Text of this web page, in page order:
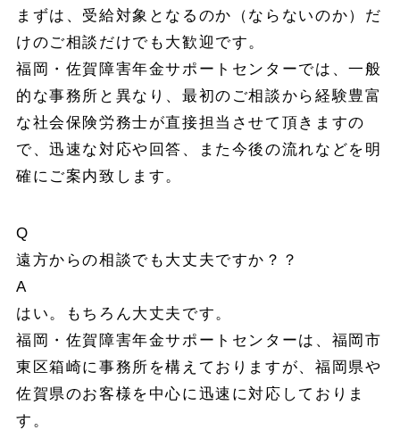
まずは、受給対象となるのか（ならないのか）だ
けのご相談だけでも大歓迎です。
福岡・佐賀障害年金サポートセンターでは、一般
的な事務所と異なり、最初のご相談から経験豊富
な社会保険労務士が直接担当させて頂きますの
で、迅速な対応や回答、また今後の流れなどを明
確にご案内致します。
Q
遠方からの相談でも大丈夫ですか？？
A
はい。もちろん大丈夫です。
福岡・佐賀障害年金サポートセンターは、福岡市
東区箱崎に事務所を構えておりますが、福岡県や
佐賀県のお客様を中心に迅速に対応しておりま
す。